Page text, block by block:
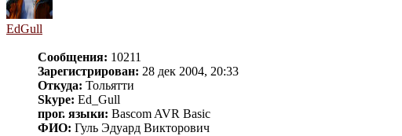
EdGull
Сообщения: 10211
Зарегистрирован: 28 дек 2004, 20:33
Откуда: Тольятти
Skype: Ed_Gull
прог. языки: Bascom AVR Basic
ФИО: Гуль Эдуард Викторович